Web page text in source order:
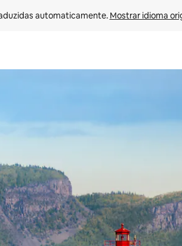
automaticamente. Mostrar idioma
e para baixo do teclado ou tocando e